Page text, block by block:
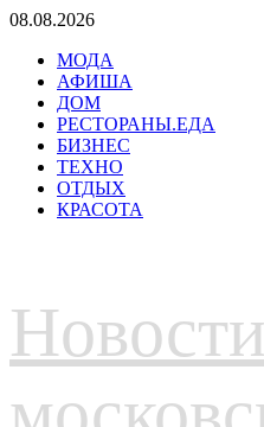
Перейти
содержимому
08.08.2026
МОДА
АФИША
ДОМ
РЕСТОРАНЫ.ЕДА
БИЗНЕС
ТЕХНО
ОТДЫХ
КРАСОТА
Новости